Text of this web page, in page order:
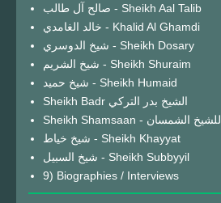
صالح آل طالب - Sheikh Aal Talib
خالد الغامدي - Khalid Al Ghamdi
شيخ الدوسري - Sheikh Dosary
شيخ الشريم - Sheikh Shuraim
شيخ حميد - Sheikh Humaid
Sheikh Badr الشيخ بدر التركي
Sheikh Shamsaan - للشيخ الشمسان
شيخ خياط - Sheikh Khayyat
شيخ السبيل - Sheikh Subbyyil
9) Biographies / Interviews